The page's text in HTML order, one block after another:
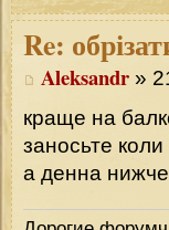
Re:
Aleksandr »
краще на
заносьте
а денна